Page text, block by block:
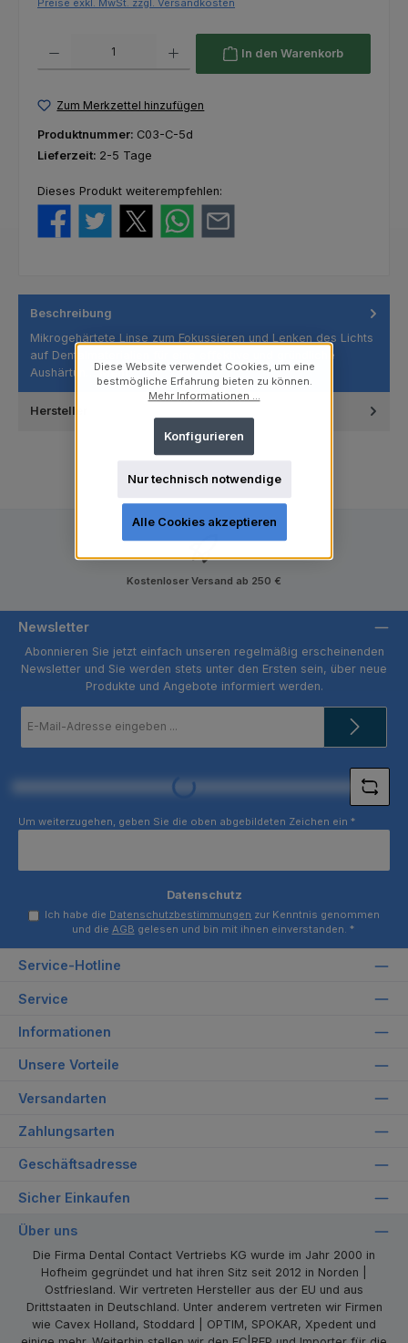
In den Warenkorb
Zum Merkzettel hinzufügen
Produktnummer: C03-C-5d
Lieferzeit: 2-5 Tage
Dieses Produkt weiterempfehlen:
Beschreibung
Mikrogehärtete Linse zum Fokussieren und Lenken des Lichts
auf Dentalmaterialien für eine effektive und gründliche
Aushärtun…Mehr
Hersteller
Kostenloser Versand ab 250 €
Newsletter
Abonnieren Sie jetzt einfach unseren regelmäßig erscheinenden
Newsletter und Sie werden stets unter den Ersten sein, über neue
Produkte und Angebote informiert werden.
Mail-
Loading...
Um weiterzugehen, geben Sie die oben abgebildeten Zeichen ein *
Datenschutz
Ich habe die Datenschutzbestimmungen zur Kenntnis genommen
und die AGB gelesen und bin mit ihnen einverstanden. *
Service-Hotline
Service
Informationen
Unsere Vorteile
Versandarten
Zahlungsarten
Geschäftsadresse
Sicher Einkaufen
Über uns
Die Firma Dental Contact Vertriebs KG wurde im Jahr 2000 in
Hofheim gegründet und hat ihren Sitz seit 2012 in Norden |
Ostfriesland. Wir vertreten Hersteller aus der EU und aus
Drittstaaten in Deutschland. Unter anderem vertreten wir Firmen
wie Cavex Holland, Stoddard | OPTIM, SPOKAR, Xpedent und
Diese Website verwendet Cookies, um eine
bestmögliche Erfahrung bieten zu können.
Mehr Informationen ...
Nur technisch notwendige
Konfigurieren
Alle Cookies akzeptieren